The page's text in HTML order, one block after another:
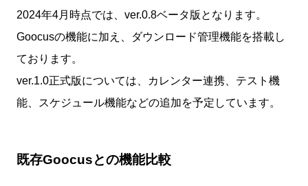
2024年4月時点では、ver.0.8ベータ版となります。
Goocusの機能に加え、ダウンロード管理機能を搭載し
ております。
ver.1.0正式版については、カレンター連携、テスト機
能、スケジュール機能などの追加を予定しています。
既存Goocusとの機能比較